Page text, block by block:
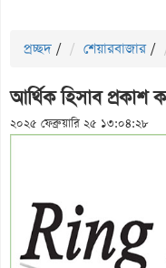
প্রচ্ছদ / শেয়ারবাজার /
আর্থিক হিসাব প্রকাশ
২০২৫ ফেব্রুয়ারি ২৫ ১৩:০৪:২৮